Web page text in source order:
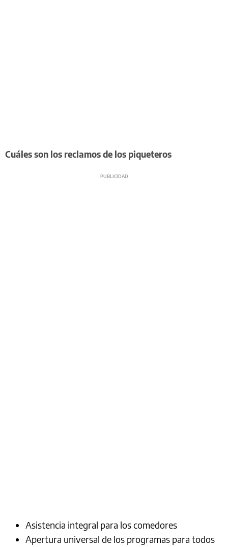
Cuáles son los reclamos de los piqueteros
Asistencia integral para los comedores
Apertura universal de los programas para todos